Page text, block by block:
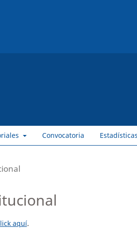
Convocatoria Estadísticas
aquí.